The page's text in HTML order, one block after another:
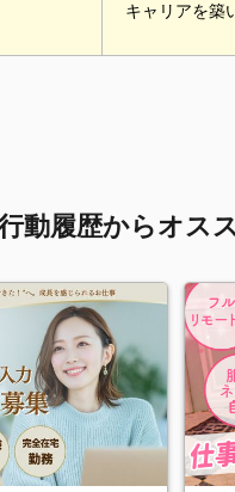
キャリアを築
動履歴からオス